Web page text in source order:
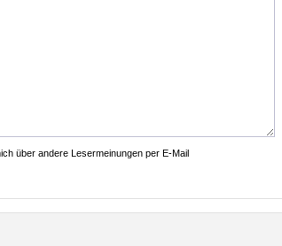
über andere Lesermeinungen per E-Mail